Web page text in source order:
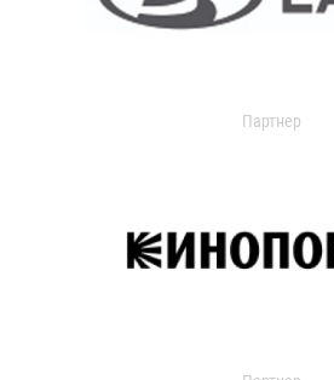
Партнер